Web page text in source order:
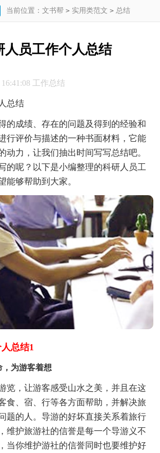
当前位置： 文书帮 > 实用类范文 > 总结
人员工作个人总结
工作总结
总结
成绩、存在的问题及得到的经验和
行评价与描述的一种书面材料，它能
动力，让我们抽出时间写写总结吧。
的呢？以下是小编整理的科研人员工
能够帮助到大家。
总结1
为游客着想
，让游客感受山水之美，并且在这
食、宿、行等各方面帮助，并解决旅
题的人。导游的好坏直接关系着旅行
维护旅游社的信誉是每一个导游义不
当你维护游社的信誉同时也要维护好